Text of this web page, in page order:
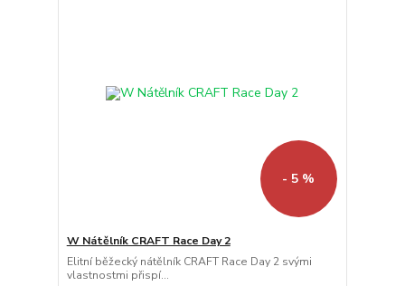
- 5 %
W Nátělník CRAFT Race Day 2
Elitní běžecký nátělník CRAFT Race Day 2 svými
vlastnostmi přispí...